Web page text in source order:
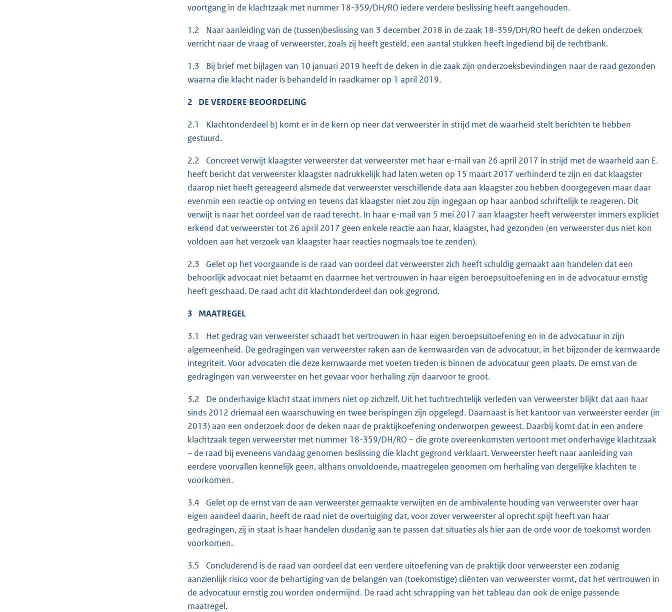
voortgang in de klachtzaak met nummer 18-359/DH/RO iedere verdere beslissing heeft aangehouden.
1.2 Naar aanleiding van de (tussen)beslissing van 3 december 2018 in de zaak 18-359/DH/RO heeft de deken onderzoek
verricht naar de vraag of verweerster, zoals zij heeft gesteld, een aantal stukken heeft ingediend bij de rechtbank.
1.3 Bij brief met bijlagen van 10 januari 2019 heeft de deken in die zaak zijn onderzoeksbevindingen naar de raad gezonden
waarna die klacht nader is behandeld in raadkamer op 1 april 2019.
2 DE VERDERE BEOORDELING
2.1 Klachtonderdeel b) komt er in de kern op neer dat verweerster in strijd met de waarheid stelt berichten te hebben
gestuurd.
2.2 Concreet verwijt klaagster verweerster dat verweerster met haar e-mail van 26 april 2017 in strijd met de waarheid aan E.
heeft bericht dat verweerster klaagster nadrukkelijk had laten weten op 15 maart 2017 verhinderd te zijn en dat klaagster
daarop niet heeft gereageerd alsmede dat verweerster verschillende data aan klaagster zou hebben doorgegeven maar daar
evenmin een reactie op ontving en tevens dat klaagster niet zou zijn ingegaan op haar aanbod schriftelijk te reageren. Dit
verwijt is naar het oordeel van de raad terecht. In haar e-mail van 5 mei 2017 aan klaagster heeft verweerster immers expliciet
erkend dat verweerster tot 26 april 2017 geen enkele reactie aan haar, klaagster, had gezonden (en verweerster dus niet kon
voldoen aan het verzoek van klaagster haar reacties nogmaals toe te zenden).
2.3 Gelet op het voorgaande is de raad van oordeel dat verweerster zich heeft schuldig gemaakt aan handelen dat een
behoorlijk advocaat niet betaamt en daarmee het vertrouwen in haar eigen beroepsuitoefening en in de advocatuur ernstig
heeft geschaad. De raad acht dit klachtonderdeel dan ook gegrond.
3 MAATREGEL
3.1 Het gedrag van verweerster schaadt het vertrouwen in haar eigen beroepsuitoefening en in de advocatuur in zijn
algemeenheid. De gedragingen van verweerster raken aan de kernwaarden van de advocatuur, in het bijzonder de kernwaarde
integriteit. Voor advocaten die deze kernwaarde met voeten treden is binnen de advocatuur geen plaats. De ernst van de
gedragingen van verweerster en het gevaar voor herhaling zijn daarvoor te groot.
3.2 De onderhavige klacht staat immers niet op zichzelf. Uit het tuchtrechtelijk verleden van verweerster blijkt dat aan haar
sinds 2012 driemaal een waarschuwing en twee berispingen zijn opgelegd. Daarnaast is het kantoor van verweerster eerder (in
2013) aan een onderzoek door de deken naar de praktijkoefening onderworpen geweest. Daarbij komt dat in een andere
klachtzaak tegen verweerster met nummer 18-359/DH/RO – die grote overeenkomsten vertoont met onderhavige klachtzaak
– de raad bij eveneens vandaag genomen beslissing die klacht gegrond verklaart. Verweerster heeft naar aanleiding van
eerdere voorvallen kennelijk geen, althans onvoldoende, maatregelen genomen om herhaling van dergelijke klachten te
voorkomen.
3.4 Gelet op de ernst van de aan verweerster gemaakte verwijten en de ambivalente houding van verweerster over haar
eigen aandeel daarin, heeft de raad niet de overtuiging dat, voor zover verweerster al oprecht spijt heeft van haar
gedragingen, zij in staat is haar handelen dusdanig aan te passen dat situaties als hier aan de orde voor de toekomst worden
voorkomen.
3.5 Concluderend is de raad van oordeel dat een verdere uitoefening van de praktijk door verweerster een zodanig
aanzienlijk risico voor de behartiging van de belangen van (toekomstige) cliënten van verweerster vormt, dat het vertrouwen in
de advocatuur ernstig zou worden ondermijnd. De raad acht schrapping van het tableau dan ook de enige passende
maatregel.